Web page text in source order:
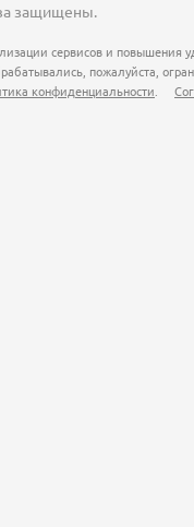
защищены.
сервисов и повышения
пожалуйста,
конфиденциальности